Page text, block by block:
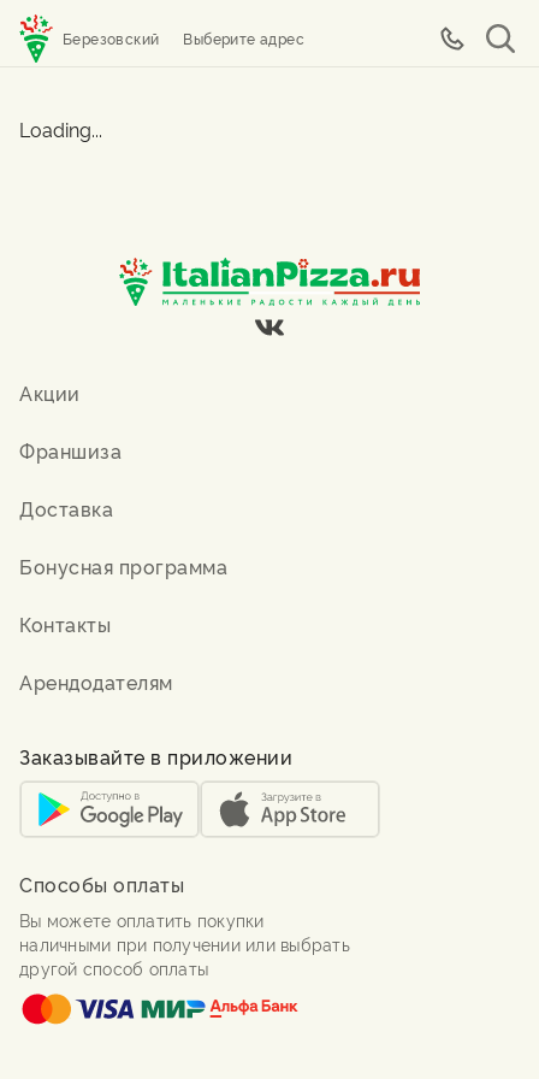
Березовский Выберите адрес
Loading...
Акции
Франшиза
Доставка
Бонусная программа
Контакты
Арендодателям
Заказывайте в приложении
Способы оплаты
Вы можете оплатить покупки
наличными при получении или выбрать
другой способ оплаты